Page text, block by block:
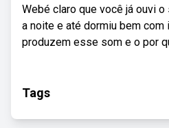
Webé claro que você já ouvi o
a noite e até dormiu bem
produzem esse som e o por
Tags